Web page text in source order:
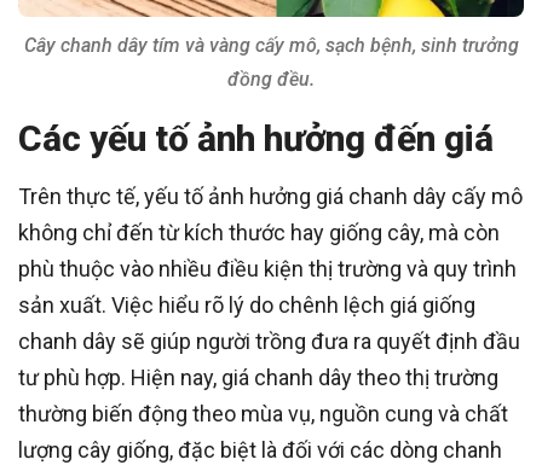
Cây chanh dây tím và vàng cấy mô, sạch bệnh, sinh trưởng
đồng đều.
Các yếu tố ảnh hưởng đến giá
Trên thực tế, yếu tố ảnh hưởng giá chanh dây cấy mô
không chỉ đến từ kích thước hay giống cây, mà còn
phù thuộc vào nhiều điều kiện thị trường và quy trình
sản xuất. Việc hiểu rõ lý do chênh lệch giá giống
chanh dây sẽ giúp người trồng đưa ra quyết định đầu
tư phù hợp. Hiện nay, giá chanh dây theo thị trường
thường biến động theo mùa vụ, nguồn cung và chất
lượng cây giống, đặc biệt là đối với các dòng chanh